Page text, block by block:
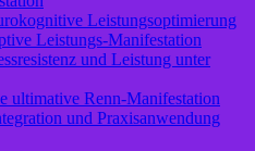
Leistungsoptimierung
Leistungs-Manifestation
und Leistung unter
ultimative Renn-Manifestation
und Praxisanwendung